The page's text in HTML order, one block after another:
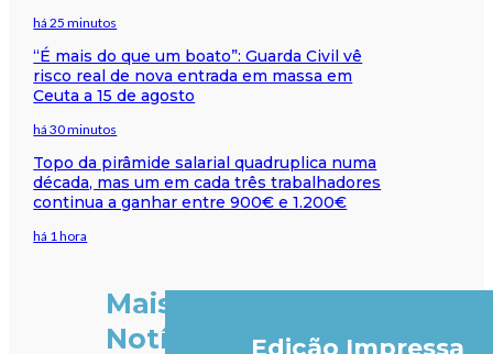
há 25 minutos
“É mais do que um boato”: Guarda Civil vê
risco real de nova entrada em massa em
Ceuta a 15 de agosto
há 30 minutos
Topo da pirâmide salarial quadruplica numa
década, mas um em cada três trabalhadores
continua a ganhar entre 900€ e 1.200€
há 1 hora
Mais
Notícias